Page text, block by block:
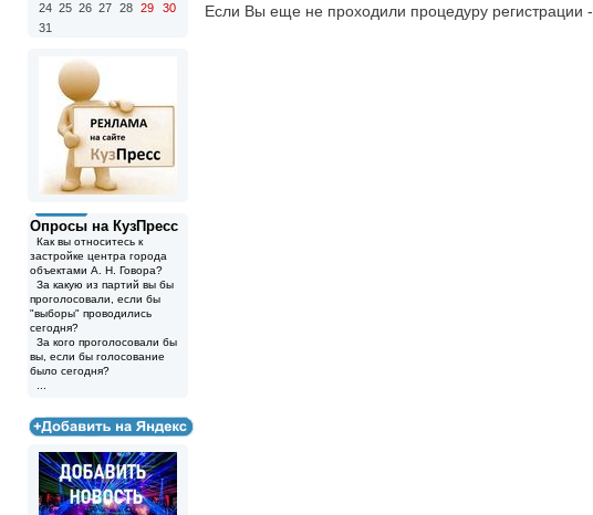
24 25 26 27 28 29
30
31
Опросы на КузПресс
Как вы относитесь к
застройке центра города
объектами А. Н. Говора?
За какую из партий вы бы
проголосовали, если бы
"выборы" проводились
сегодня?
За кого проголосовали бы
вы, если бы голосование
было сегодня?
Если Вы еще не проходили процедуру регистрации -